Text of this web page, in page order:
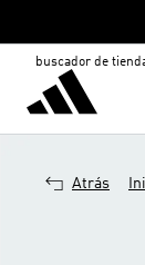
buscador de
Atrás